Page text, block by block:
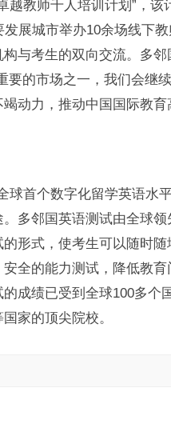
越教师千人培训计划”，该
展城市举办10余场线下
与考生的双向交流。多邻
的市场之一，我们会继续
动力，推动中国国际教育
球首个数字化留学英语水
多邻国英语测试由全球领
形式，使考生可以随时随
全的能力测试，降低教
成绩已受到全球100多个
家的顶尖院校。